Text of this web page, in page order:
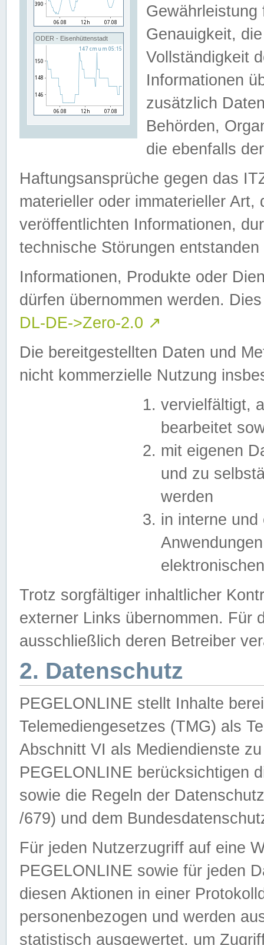
ODER - Eisenhüttenstadt
Genauigkeit,
Vollständigkeit
Informationen
zusätzlich
Behörden,
die ebenfalls
Haftungsansprüche gegen das
materieller oder immaterieller
veröffentlichten Informationen,
technische Störungen
Informationen, Produkte oder
dürfen übernommen werden.
DL-DE->Zero-2.0 ↗
Die bereitgestellten Daten und
nicht kommerzielle Nutzung
vervielfältigt,
bearbeitet
mit eigenen
und zu
werden
in interne
Trotz sorgfältiger inhaltlicher
externer Links übernommen. Für
ausschließlich deren Betreiber
2. Datenschutz
PEGELONLINE stellt Inhalte
Telemediengesetzes (TMG) als
Abschnitt VI als Mediendienste
PEGELONLINE berücksichtigen
sowie die Regeln der
/679) und dem
Für jeden Nutzerzugriff auf eine
PEGELONLINE sowie für jeden
diesen Aktionen in einer
personenbezogen und werden
statistisch ausgewertet, um